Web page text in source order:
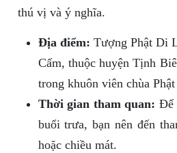
thú vị và ý nghĩa.
Địa điểm: Tượng Phật Di
Cấm, thuộc huyện Tịnh
trong khuôn viên chùa
Thời gian tham quan: Để
buổi trưa, bạn nên đến
hoặc chiều mát.